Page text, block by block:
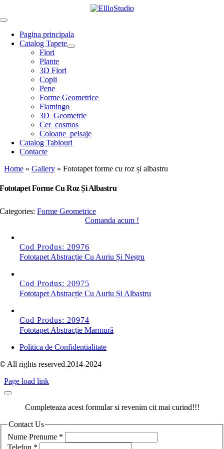
to
Toggle
NavigationPagina principala
Catalog Tapete
Flori
Plante
3D Flori
Copii
Pene
Forme Geometrice
Flamingo
3D_Geometrie
Cer_cosmos
Coloane_peisaje
Catalog Tablouri
Contacte
Home » Gallery » Fototapet forme cu roz și albastru
Fototapet Forme Cu Roz Și Albastru
Categories:Forme Geometrice
Comanda acum !
Cod Produs: 20976
Fototapet Abstracție Cu Auriu Și Negru
Cod Produs: 20975
Fototapet Abstracție Cu Auriu Și Albastru
Cod Produs: 20974
Fototapet Abstracție Marmură
Politica de Confidentialitate
© All rights reserved.2014-2024
Page load link
Completeaza acest formular si revenim cit mai curind!!!
Contact Us
Nume Prenume *
Telefon *